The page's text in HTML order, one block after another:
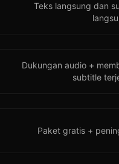
Teks langsung dan
Dukungan audio +
subtitle
Paket gratis +